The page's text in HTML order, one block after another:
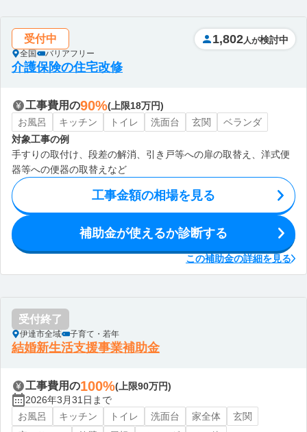
受付中
全国 バリアフリー
1,802 人が検討中
介護保険の住宅改修
工事費用の90%(上限18万円)
お風呂
キッチン トイレ 洗面台 玄関
ベランダ
対象工事の例
手すりの取付け、段差の解消、引き戸等への扉の取替え、洋式便
器等への便器の取替えなど
工事金額の相場を見る
補助金が使えるか診断する
この補助金の詳細を見る
受付終了
伊達市全域 子育て・若年
結婚新生活支援事業補助金
工事費用の100%(上限90万円)
2026年3月31日まで
お風呂
キッチン トイレ 洗面台 家全体
玄関